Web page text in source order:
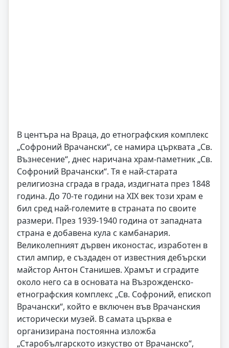
В центъра на Враца, до етнографския комплекс
„Софроний Врачански“, се намира църквата „Св.
Възнесение“, днес наричана храм-паметник „Св.
Софроний Врачански“. Тя е най-старата
религиозна сграда в града, издигната през 1848
година. До 70-те години на XIX век този храм е
бил сред най-големите в страната по своите
размери. През 1939-1940 година от западната
страна е добавена кула с камбанария.
Великолепният дървен иконостас, изработен в
стил ампир, е създаден от известния дебърски
майстор Антон Станишев. Храмът и сградите
около него са в основата на Възрожденско-
етнографския комплекс „Св. Софроний, епископ
Врачански“, който е включен във Врачанския
исторически музей. В самата църква е
организирана постоянна изложба
„Старобългарското изкуство от Врачанско“,